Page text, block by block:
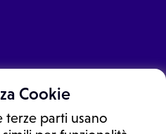
Cookie
terze parti usano